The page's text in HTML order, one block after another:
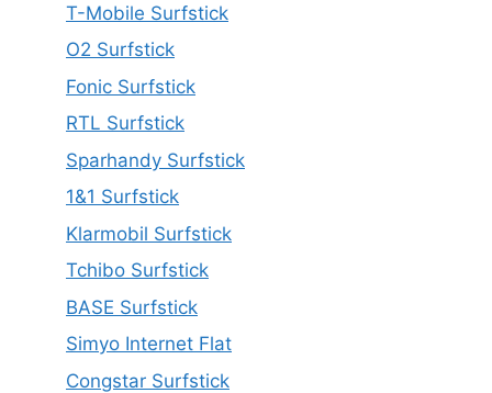
T-Mobile Surfstick
O2 Surfstick
Fonic Surfstick
RTL Surfstick
Sparhandy Surfstick
1&1 Surfstick
Klarmobil Surfstick
Tchibo Surfstick
BASE Surfstick
Simyo Internet Flat
Congstar Surfstick